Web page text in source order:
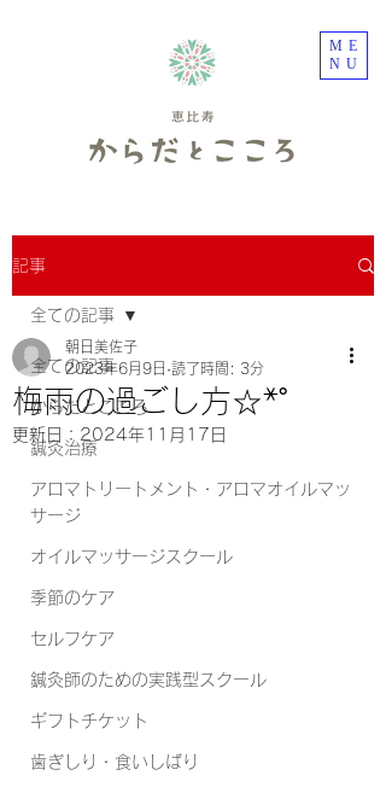
ME
NU
記事
全ての記事
からだとこころ
鍼灸治療
アロマトリートメント・アロマオイルマッ
サージ
オイルマッサージスクール
季節のケア
セルフケア
鍼灸師のための実践型スクール
ギフトチケット
歯ぎしり・食いしばり
全ての記事
梅雨の過ごし方☆*˚
朝日美佐子
2023年6月9日 読了時間: 3分
更新日： 2024年11月17日